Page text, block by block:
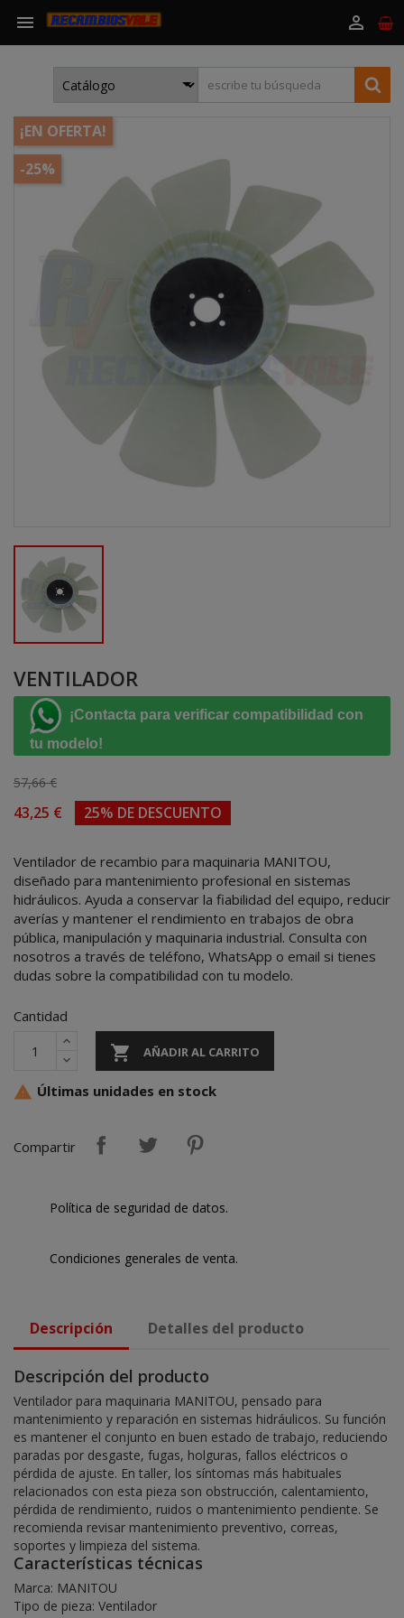
 
¡EN OFERTA!
-25%
VENTILADOR
¡Contacta para verificar compatibilidad con
tu modelo!
57,66 €
43,25 € 25% DE DESCUENTO
Ventilador de recambio para maquinaria MANITOU,
diseñado para mantenimiento profesional en sistemas
hidráulicos. Ayuda a conservar la fiabilidad del equipo, reducir
averías y mantener el rendimiento en trabajos de obra
pública, manipulación y maquinaria industrial. Consulta con
nosotros a través de teléfono, WhatsApp o email si tienes
dudas sobre la compatibilidad con tu modelo.
Cantidad
 AÑADIR AL CARRITO
 Últimas unidades en stock
Compartir
Política de seguridad de datos.
Condiciones generales de venta.
Descripción Detalles del producto
Descripción del producto
Ventilador para maquinaria MANITOU, pensado para
mantenimiento y reparación en sistemas hidráulicos. Su función
es mantener el conjunto en buen estado de trabajo, reduciendo
paradas por desgaste, fugas, holguras, fallos eléctricos o
pérdida de ajuste. En taller, los síntomas más habituales
relacionados con esta pieza son obstrucción, calentamiento,
pérdida de rendimiento, ruidos o mantenimiento pendiente. Se
recomienda revisar mantenimiento preventivo, correas,
soportes y limpieza del sistema.
Características técnicas
Marca: MANITOU
Tipo de pieza: Ventilador